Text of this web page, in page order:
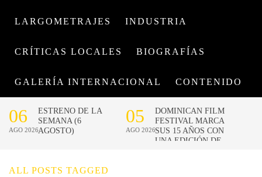
LARGOMETRAJES INDUSTRIA
CRÍTICAS LOCALES BIOGRAFÍAS
GALERÍA INTERNACIONAL CONTENIDO
ALL POSTS TAGGED